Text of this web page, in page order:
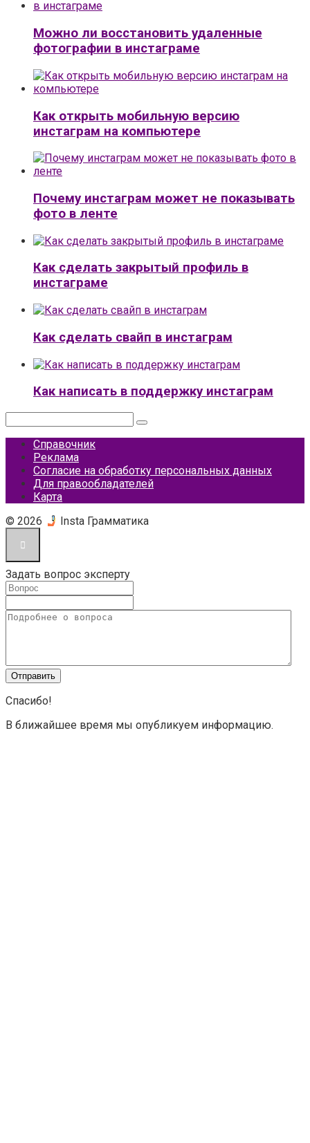
Можно ли восстановить удаленные
фотографии в инстаграме
Как открыть мобильную версию
инстаграм на компьютере
Почему инстаграм может не показывать
фото в ленте
Как сделать закрытый профиль в
инстаграме
Как сделать свайп в инстаграм
Как написать в поддержку инстаграм
Справочник
Реклама
Согласие на обработку персональных данных
Для правообладателей
Карта
© 2026
Insta Грамматика
Задать вопрос эксперту
Спасибо!
В ближайшее время мы опубликуем информацию.